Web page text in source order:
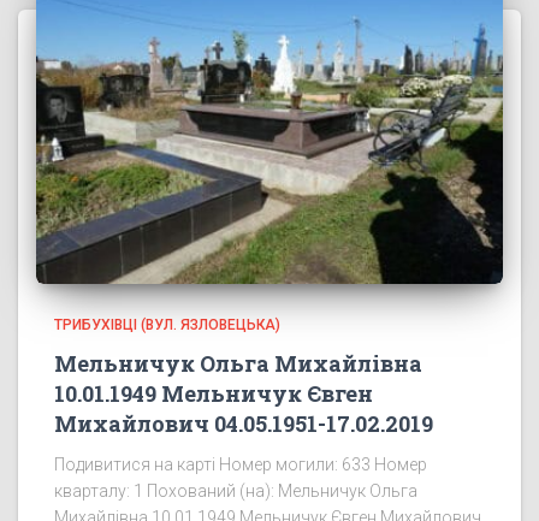
ТРИБУХІВЦІ (ВУЛ. ЯЗЛОВЕЦЬКА)
Мельничук Ольга Михайлівна
10.01.1949 Мельничук Євген
Михайлович 04.05.1951-17.02.2019
Подивитися на карті Номер могили: 633 Номер
кварталу: 1 Похований (на): Мельничук Ольга